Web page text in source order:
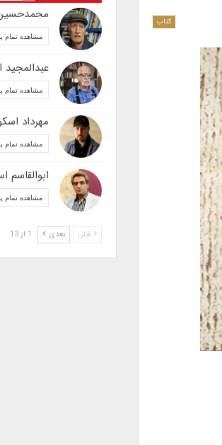
کتاب
مشاهده تمام
عبدالمجید
مشاهده تمام
مهرداد
مشاهده تمام
ابوالقاسم
مشاهده تمام
قبلی بعدی 1 از 13